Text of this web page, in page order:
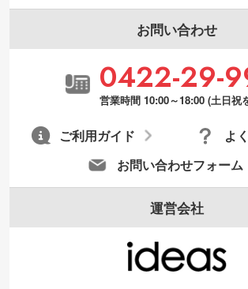
お問い合わせ
0422-29-
営業時間 10:00～18:00 (土日祝
お問い合わせフォーム
よ
ご利用ガイド
運営会社